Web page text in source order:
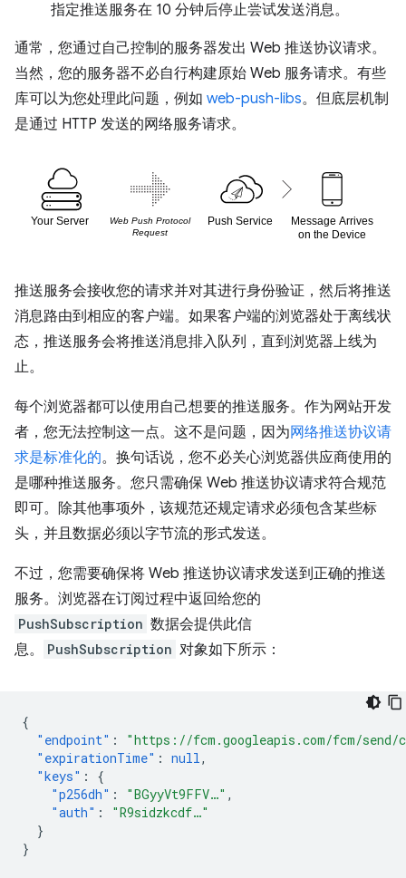
指定推送服务在 10 分钟后停止尝试发送消息。
通常，您通过自己控制的服务器发出 Web 推送协议请求。
当然，您的服务器不必自行构建原始 Web 服务请求。有些
库可以为您处理此问题，例如 web-push-libs。但底层机制
是通过 HTTP 发送的网络服务请求。
推送服务会接收您的请求并对其进行身份验证，然后将推送
消息路由到相应的客户端。如果客户端的浏览器处于离线状
态，推送服务会将推送消息排入队列，直到浏览器上线为
止。
每个浏览器都可以使用自己想要的推送服务。作为网站开发
者，您无法控制这一点。这不是问题，因为网络推送协议请
求是标准化的。换句话说，您不必关心浏览器供应商使用的
是哪种推送服务。您只需确保 Web 推送协议请求符合规范
即可。除其他事项外，该规范还规定请求必须包含某些标
头，并且数据必须以字节流的形式发送。
不过，您需要确保将 Web 推送协议请求发送到正确的推送
服务。浏览器在订阅过程中返回给您的
PushSubscription 数据会提供此信
息。
PushSubscription 对象如下所示：
{
"endpoint" :
"https://fcm.googleapis.com/fcm/send/
"expirationTime" : null ,
"keys" :
{
"p256dh" : "BGyyVt9FFV…" ,
"auth" :
"R9sidzkcdf…"
}
}